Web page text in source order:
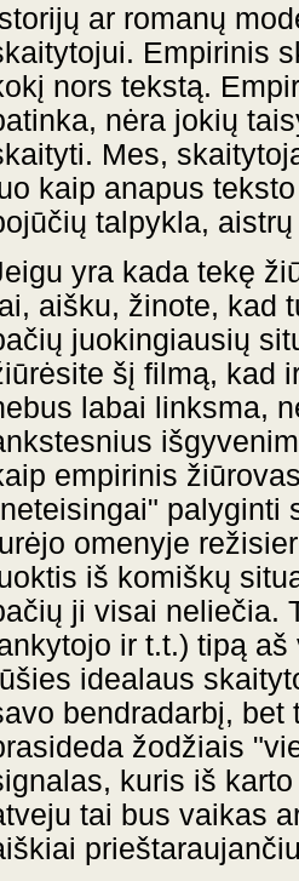
ar romanų
Empirinis
nors tekstą.
nėra jokių
Mes,
kaip anapus
talpykla,
yra kada tekę
aišku, žinote, kad
juokingiausių
šį filmą, kad
labai linksma,
empirinis
palyginti
omenyje
iš komiškų
ji visai neliečia.
ir t.t.) tipą
idealaus
bendradarbį,
žodžiais
kuris iš
tai bus vaikas